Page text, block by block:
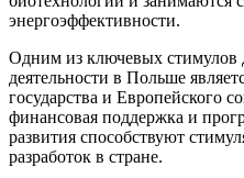
энергоэффективности.
Одним из ключевых стимулов
деятельности в Польше
государства и Европейского
финансовая поддержка и
развития способствуют
разработок в стране.